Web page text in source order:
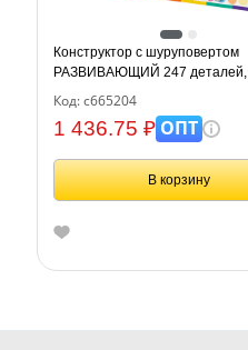
Конструктор с шуруповертом
РАЗВИВАЮЩИЙ 247 деталей,
BRAUBERG KIDS, 665204
Код: с665204
1 436.75 ₽ОПТ
В корзину